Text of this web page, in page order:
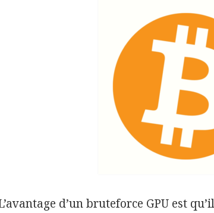
d’un bruteforce GPU est